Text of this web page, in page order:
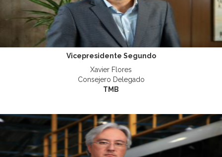
Vicepresidente Segundo
Xavier Flores
Consejero Delegado
TMB